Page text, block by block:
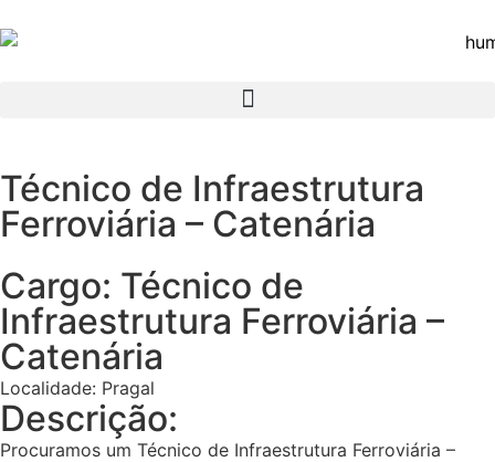
Técnico de Infraestrutura
Ferroviária – Catenária
Cargo: Técnico de
Infraestrutura Ferroviária –
Catenária
Localidade: Pragal
Descrição:
Procuramos um Técnico de Infraestrutura Ferroviária –